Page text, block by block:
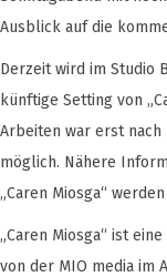
Ausblick auf die
Derzeit wird im Studio
künftige Setting von
Arbeiten war erst nach
möglich. Nähere
„Caren Miosga“
„Caren Miosga“ ist
von der MIO media im